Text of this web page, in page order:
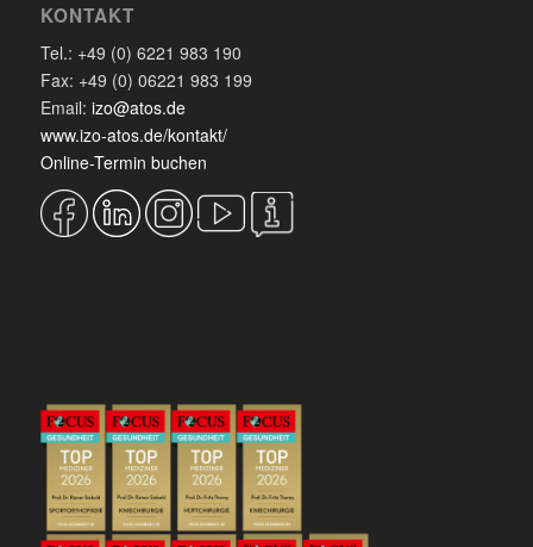
KONTAKT
Tel.: +49 (0) 6221 983 190
Fax: +49 (0) 06221 983 199
Email: izo@atos.de
www.izo-atos.de/kontakt/
Online-Termin buchen